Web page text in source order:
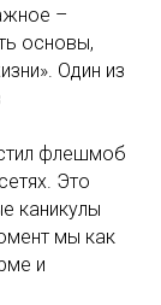
–
основы,
Один из
флешмоб
Это
каникулы
мы как
и